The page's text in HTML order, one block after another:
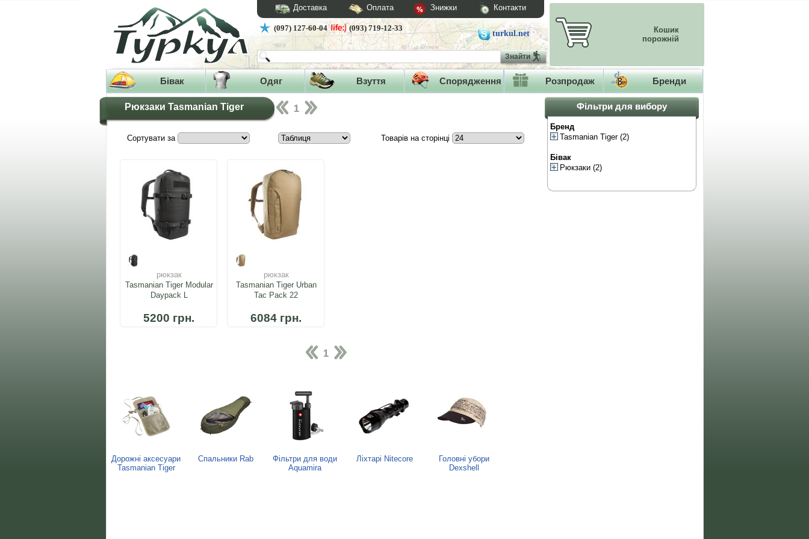
Доставка Оплата Знижки Контакти
(097) 127-60-04 (093) 719-12-33
turkul.net
Знайти
Кошик
порожній
Бівак Одяг Взуття Спорядження Розпродаж Бренди
Рюкзаки Tasmanian Tiger 1
Сортувати за Товарів на сторінці
рюкзак
Tasmanian Tiger Modular
Daypack L
5200 грн.
рюкзак
Tasmanian Tiger Urban
Tac Pack 22
6084 грн.
1
Дорожні аксесуари
Tasmanian Tiger
Спальники Rab
Фільтри для води
Aquamira
Ліхтарі Nitecore
Головні убори
Dexshell
Фільтри для вибору
Бренд
Tasmanian Tiger(2)
Бівак
Рюкзаки(2)